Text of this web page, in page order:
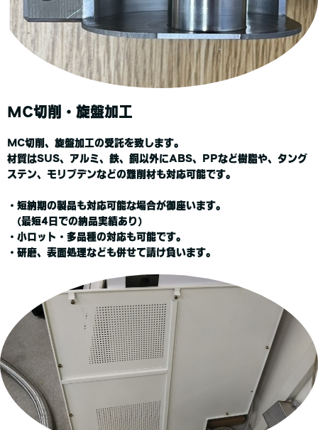
MC切削・旋盤加工
MC切削、旋盤加工の受託を致します。
材質はSUS、アルミ、鉄、銅以外にABS、PPなど樹脂や、タング
ステン、モリブデンなどの難削材も対応可能です。
・短納期の製品も対応可能な場合が御座います。
(最短4日での納品実績あり)
・小ロット・多品種の対応も可能です。
・研磨、表面処理なども併せて請け負います。